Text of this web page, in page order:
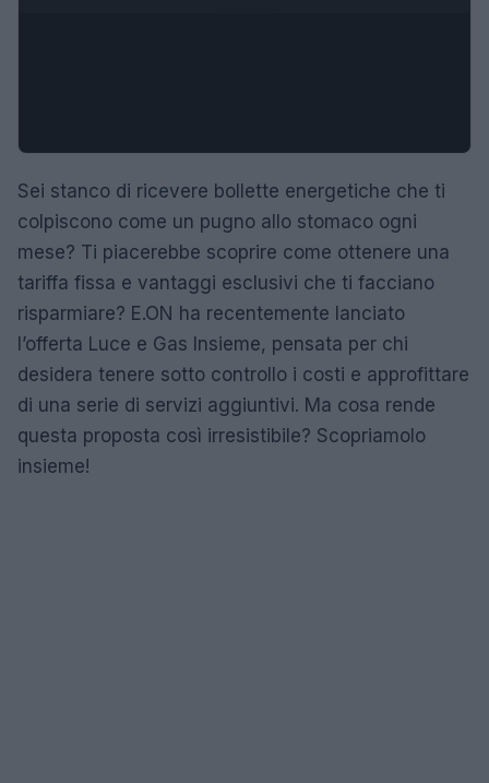
Sei stanco di ricevere bollette energetiche che ti
colpiscono come un pugno allo stomaco ogni
mese? Ti piacerebbe scoprire come ottenere una
tariffa fissa e vantaggi esclusivi che ti facciano
risparmiare? E.ON ha recentemente lanciato
l’offerta Luce e Gas Insieme, pensata per chi
desidera tenere sotto controllo i costi e approfittare
di una serie di servizi aggiuntivi. Ma cosa rende
questa proposta così irresistibile? Scopriamolo
insieme!